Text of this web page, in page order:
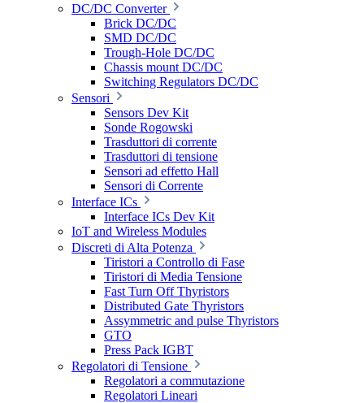
DC/DC Converter
Brick DC/DC
SMD DC/DC
Trough-Hole DC/DC
Chassis mount DC/DC
Switching Regulators DC/DC
Sensori
Sensors Dev Kit
Sonde Rogowski
Trasduttori di corrente
Trasduttori di tensione
Sensori ad effetto Hall
Sensori di Corrente
Interface ICs
Interface ICs Dev Kit
IoT and Wireless Modules
Discreti di Alta Potenza
Tiristori a Controllo di Fase
Tiristori di Media Tensione
Fast Turn Off Thyristors
Distributed Gate Thyristors
Assymmetric and pulse Thyristors
GTO
Press Pack IGBT
Regolatori di Tensione
Regolatori a commutazione
Regolatori Lineari